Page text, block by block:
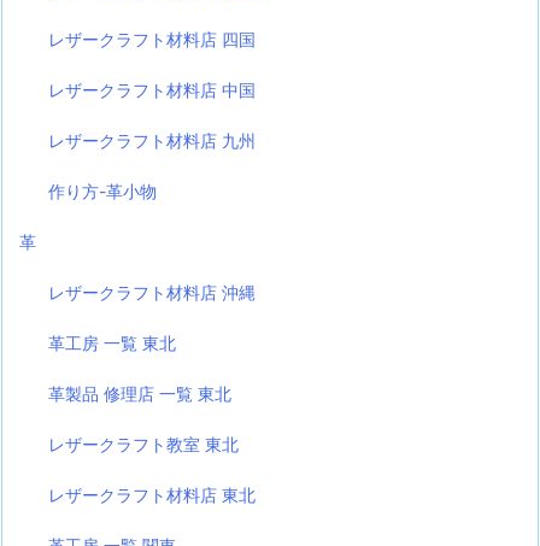
レザークラフト材料店 四国
レザークラフト材料店 中国
レザークラフト材料店 九州
作り方-革小物
革
レザークラフト材料店 沖縄
革工房 一覧 東北
革製品 修理店 一覧 東北
レザークラフト教室 東北
レザークラフト材料店 東北